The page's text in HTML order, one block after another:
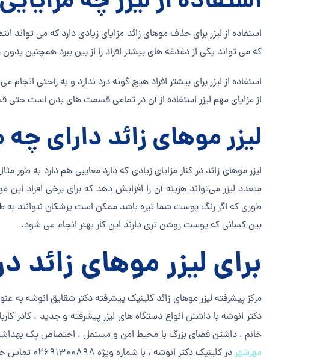
استفاده از لیزر برای حذف موهای زائد مزایای زیادی دارد که می تواند
که می تواند یکی از دغدغه های بیشتر افراد را از بین ببرد همچنین
استفاده از لیزر برای بیشتر افراد هیچ گونه درد ندارد و به راحتی
از مزایای مهم لیزر استفاده از آن در تمامی قسمت های بدن است
لیزر موهای زائد دارای
لیزر موهای زائد در کنار مزایای زیادی که دارد معایبی هم دارد به
متعدد لیزر می‌تواند هزینه آن را افزایش دهد که برای برخی
طوری که اگر رنگ پوست شما تیره باشد ممکن است پزشکان نتوانند
بین کسانی که پوست روشن تری دارند این کار بهتر انجام می شود.
برای لیزر موهای زائد
مرکز پیشرفته لیزر موهای زائد کلینیک پیشرفته دکتر شقایق انوشه به
دکتر انوشه با داشتن انواع دستگاه های لیزر پیشرفته و جدید ، کادر
خانم ، داشتن فضای بزرگ با محیط امن و مستقل ، اختصاص پک بهداشتی
مهرشهردر کلینیک دکتر انوشه ، با شماره ویژه 02691300898 تماس حاصل فرمایید.